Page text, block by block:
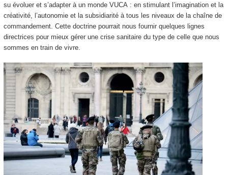
su évoluer et s’adapter à un monde VUCA : en stimulant l’imagination et la
créativité, l’autonomie et la subsidiarité à tous les niveaux de la chaîne de
commandement. Cette doctrine pourrait nous fournir quelques lignes
directrices pour mieux gérer une crise sanitaire du type de celle que nous
sommes en train de vivre.